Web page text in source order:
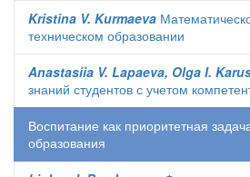
Kristina V. Kurmaeva
техническом образовании
Anastasiia V. Lapaeva, Olga I.
знаний студентов с учетом
Воспитание как приоритетная
образования